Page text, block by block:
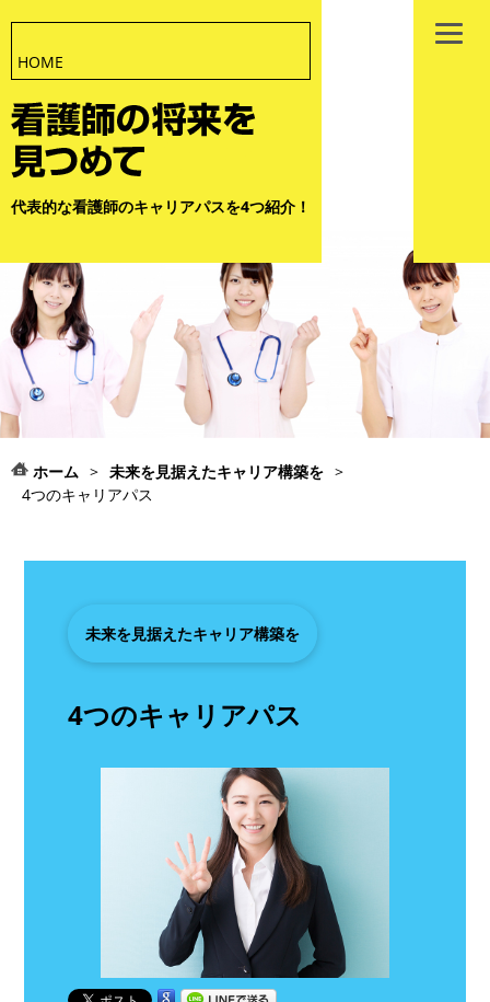
HOME
代表的な看護師のキャリアパスを4つ紹介！
ホーム > 未来を見据えたキャリア構築を >
4つのキャリアパス
未来を見据えたキャリア構築を
4つのキャリアパス